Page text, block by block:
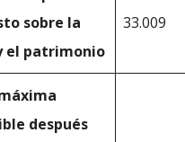
sobre la
el patrimonio
33.009
después